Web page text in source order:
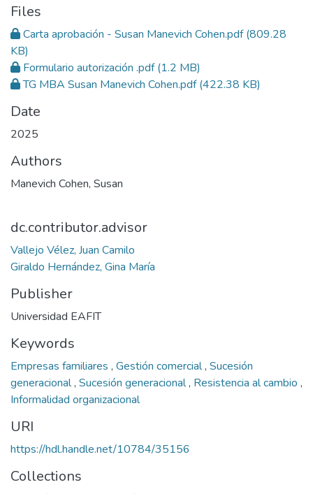
Files
Carta aprobación - Susan Manevich Cohen.pdf(809.28
KB)
Formulario autorización .pdf(1.2 MB)
TG MBA Susan Manevich Cohen.pdf(422.38 KB)
Date
2025
Authors
Manevich Cohen, Susan
dc.contributor.advisor
Vallejo Vélez, Juan Camilo
Giraldo Hernández, Gina María
Publisher
Universidad EAFIT
Keywords
Empresas familiares , Gestión comercial, Sucesión
generacional, Sucesión generacional, Resistencia al cambio ,
Informalidad organizacional
URI
https://hdl.handle.net/10784/35156
Collections